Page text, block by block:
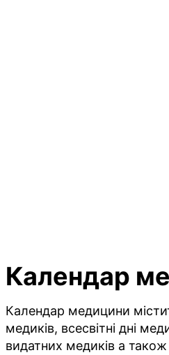
Календар
Календар медицини
медиків, всесвітні дні
видатних медиків а